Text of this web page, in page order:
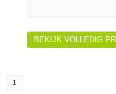
BEKIJK VOLLEDIG
1